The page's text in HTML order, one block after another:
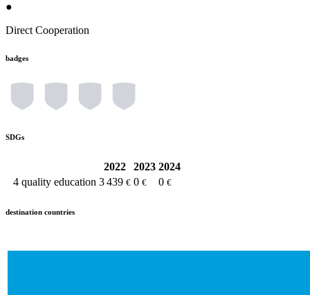
●
Direct Cooperation
badges
SDGs
2022 2023 2024
4 quality education 3 439 € 0 € 0 €
destination countries